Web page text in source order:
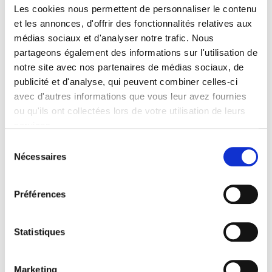
Les cookies nous permettent de personnaliser le contenu
et les annonces, d'offrir des fonctionnalités relatives aux
médias sociaux et d'analyser notre trafic. Nous
partageons également des informations sur l'utilisation de
notre site avec nos partenaires de médias sociaux, de
publicité et d'analyse, qui peuvent combiner celles-ci
avec d'autres informations que vous leur avez fournies
ou qu'ils ont collectées lors de votre utilisation de leurs
Nécessaires
Préférences
Statistiques
Marketing
présentent des défis singuliers en matière d’isolation,
mais elles offrent également la chance d’allier l’ancien au
moderne, garantissant ainsi à la fois la conservation et
le […]
Économie d’énergie et
isolation : Exploitez les
avantages des aides
publiques